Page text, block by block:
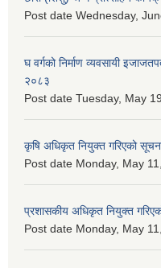
Post date Wednesday,
घ वर्गको निर्माण व्यवसायी
२०८३
Post date Tuesday, May
कृषि अधिकृत नियुक्त गरिएको
Post date Monday, May
प्रशासकीय अधिकृत नियुक्त
Post date Monday, May